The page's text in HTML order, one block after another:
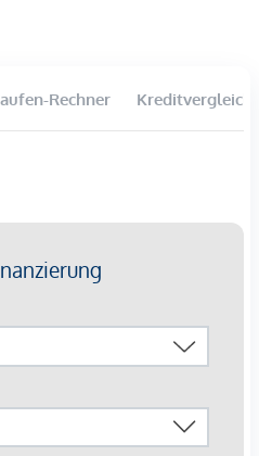
ein familiäres oder
Rechner Kreditvergleich